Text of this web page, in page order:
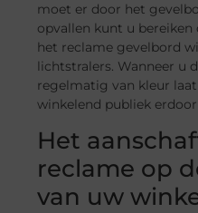
moet er door het
opvallen kunt u bereiken
het reclame gevelbord
lichtstralers. Wanneer u
regelmatig van kleur
winkelend publiek
Het
reclame op
van uw